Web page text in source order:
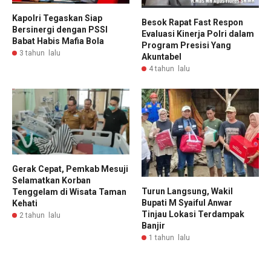
Kapolri Tegaskan Siap
Bersinergi dengan PSSI
Babat Habis Mafia Bola
3 tahun lalu
Besok Rapat Fast Respon
Evaluasi Kinerja Polri dalam
Program Presisi Yang
Akuntabel
4 tahun lalu
Gerak Cepat, Pemkab Mesuji
Selamatkan Korban
Tenggelam di Wisata Taman
Kehati
2 tahun lalu
Turun Langsung, Wakil
Bupati M Syaiful Anwar
Tinjau Lokasi Terdampak
Banjir
1 tahun lalu